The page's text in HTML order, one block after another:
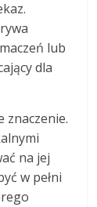
lub
dla
znaczenie.
na jej
w pełni